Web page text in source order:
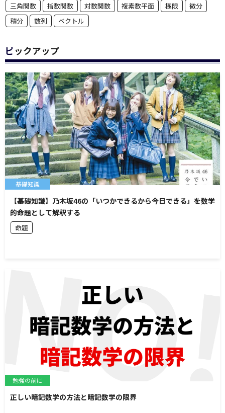
三角関数
指数関数 対数関数 複素数平面 極限
微分
積分
数列 ベクトル
ピックアップ
【基礎知識】乃木坂46の「いつかできるから今日できる」を数学
的命題として解釈する
命題
基礎知識
正しい暗記数学の方法と暗記数学の限界
勉強の前に